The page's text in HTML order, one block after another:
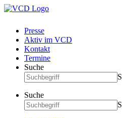
Presse
Aktiv im VCD
Kontakt
Termine
Suche
Suche